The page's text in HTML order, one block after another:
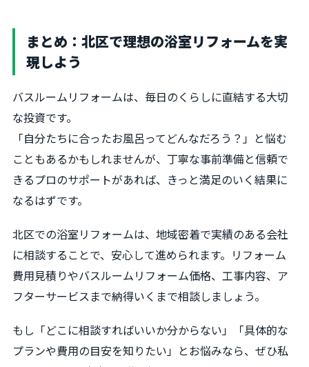
まとめ：北区で理想の浴室リフォームを実
現しよう
バスルームリフォームは、毎日のくらしに直結する大切
な投資です。
「自分たちに合ったお風呂ってどんなだろう？」と悩む
こともあるかもしれませんが、丁寧な事前準備と信頼で
きるプロのサポートがあれば、きっと満足のいく結果に
なるはずです。
北区での浴室リフォームは、地域密着で実績のある会社
に相談することで、安心して進められます。リフォーム
費用見積りやバスルームリフォーム価格、工事内容、ア
フターサービスまで納得いくまで相談しましょう。
もし「どこに相談すればいいか分からない」「具体的な
プランや費用の目安を知りたい」とお悩みなら、ぜひ私